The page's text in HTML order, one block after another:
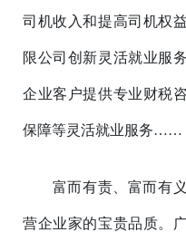
司机收入和提高司机权
限公司创新灵活就业服
企业客户提供专业财税
保障等灵活就业服务……
富而有责、富而有义
营企业家的宝贵品质。